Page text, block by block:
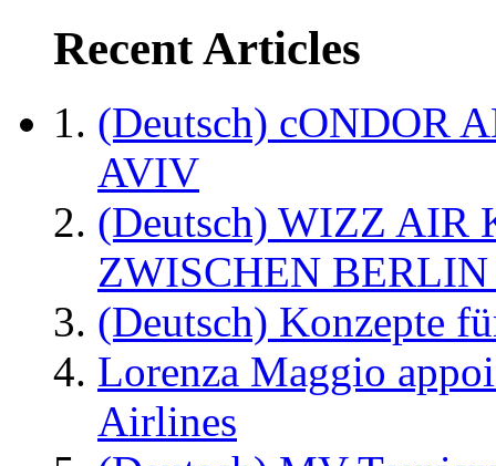
Recent Articles
(Deutsch) cONDOR
AVIV
(Deutsch) WIZZ AIR
ZWISCHEN
(Deutsch) Konzepte
Lorenza Maggio
Airlines